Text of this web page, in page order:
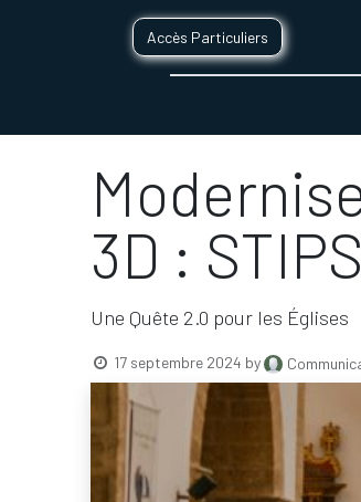
Accès Particuliers
3D :
Une Quête 2.0 pour les Églises
17 septembre 2024 by